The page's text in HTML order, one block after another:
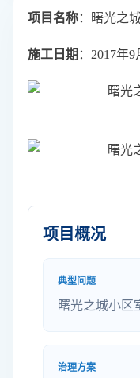
项目名称：曙光之
施工日期 ：2017年9
项目概况
典型问题
曙光之城小区
治理方案